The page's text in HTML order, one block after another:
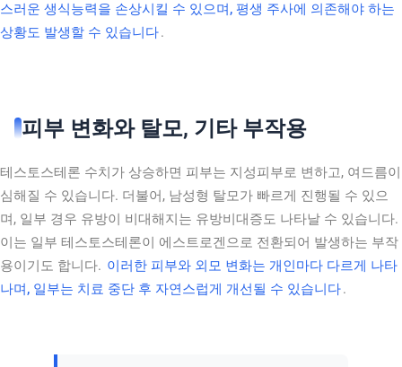
스러운 생식능력을 손상시킬 수 있으며, 평생 주사에 의존해야 하는
상황도 발생할 수 있습니다.
피부 변화와 탈모, 기타 부작용
테스토스테론 수치가 상승하면 피부는 지성피부로 변하고, 여드름이
심해질 수 있습니다. 더불어, 남성형 탈모가 빠르게 진행될 수 있으
며, 일부 경우 유방이 비대해지는 유방비대증도 나타날 수 있습니다.
이는 일부 테스토스테론이 에스트로겐으로 전환되어 발생하는 부작
용이기도 합니다. 이러한 피부와 외모 변화는 개인마다 다르게 나타
나며, 일부는 치료 중단 후 자연스럽게 개선될 수 있습니다.